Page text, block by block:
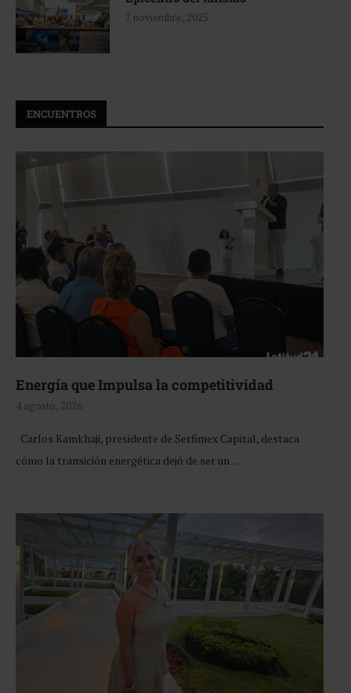
7 noviembre, 2025
ENCUENTROS
Energía que Impulsa la competitividad
4 agosto, 2026
Carlos Kamkhaji, presidente de Serfimex Capital, destaca
cómo la transición energética dejó de ser un …